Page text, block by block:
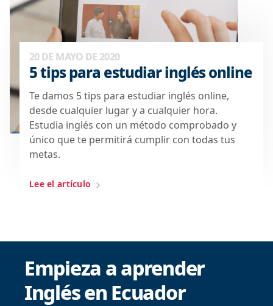
20 DE MAYO DE 2020
5 tips para estudiar inglés online
Te damos 5 tips para estudiar inglés online,
desde cualquier lugar y a cualquier hora.
Estudia inglés con un método comprobado y
único que te permitirá cumplir con todas tus
metas.
Lee el artículo
Empieza a aprender
Inglés en Ecuador